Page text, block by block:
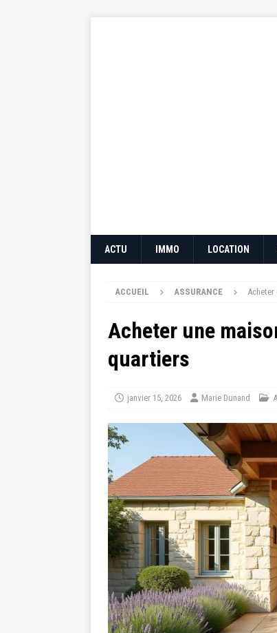
ACTU IMMO LOCATION
ACCUEIL ASSURANCE
Acheter une
quartiers
janvier 15, 2026 Marie Dunand